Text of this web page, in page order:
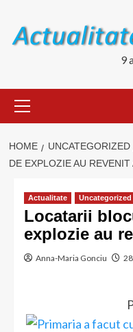
content
9
Menu
HOME UNCATEGORIZED
DE EXPLOZIE AU REVENIT
Actualitate Uncategorized
Locatarii
explozie au
Anna-Maria Gonciu